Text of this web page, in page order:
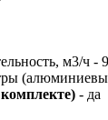
м3/ч -
- да